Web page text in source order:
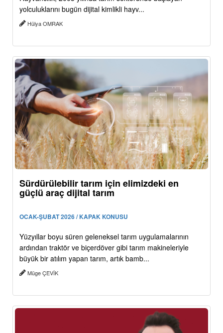
yolculuklarını bugün dijital kimlikli hayv...
Hülya OMRAK
Sürdürülebilir tarım için elimizdeki en
güçlü araç dijital tarım
OCAK-ŞUBAT 2026 / KAPAK KONUSU
Yüzyıllar boyu süren geleneksel tarım uygulamalarının
ardından traktör ve biçerdöver gibi tarım makineleriyle
büyük bir atılım yapan tarım, artık bamb...
Müge ÇEVİK